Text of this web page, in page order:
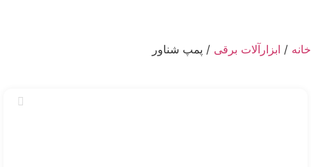
خانه / ابزارآلات برقی / پمپ شناور